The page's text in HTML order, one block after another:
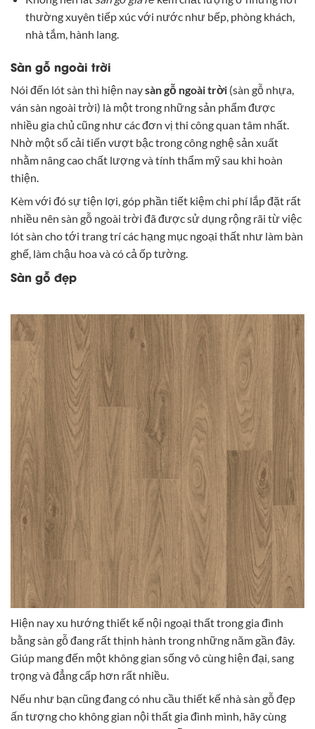
thường xuyên tiếp xúc với nước như bếp, phòng khách,
nhà tắm, hành lang.
Sàn gỗ ngoài trời
Nói đến lót sàn thì hiện naysàn gỗ ngoài trời (sàn gỗ nhựa,
ván sàn ngoài trời) là một trong những sản phẩm được
nhiều gia chủ cũng như các đơn vị thi công quan tâm nhất.
Nhờ một số cải tiến vượt bậc trong công nghệ sản xuất
nhằm nâng cao chất lượng và tính thẩm mỹ sau khi hoàn
thiện.
Kèm với đó sự tiện lợi, góp phần tiết kiệm chi phí lắp đặt rất
nhiều nên sàn gỗ ngoài trời đã được sử dụng rộng rãi từ việc
lót sàn cho tới trang trí các hạng mục ngoại thất như làm bàn
ghế, làm chậu hoa và có cả ốp tường.
Sàn gỗ đẹp
Hiện nay xu hướng thiết kế nội ngoại thất trong gia đình
bằng sàn gỗ đang rất thịnh hành trong những năm gần đây.
Giúp mang đến một không gian sống vô cùng hiện đại, sang
trọng và đẳng cấp hơn rất nhiều.
Nếu như bạn cũng đang có nhu cầu thiết kế nhà sàn gỗ đẹp
ấn tượng cho không gian nội thất gia đình mình, hãy cùng